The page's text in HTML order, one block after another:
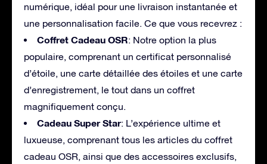
numérique, idéal pour une livraison instantanée et
une personnalisation facile. Ce que vous recevrez :
Coffret Cadeau OSR: Notre option la plus
populaire, comprenant un certificat personnalisé
d’étoile, une carte détaillée des étoiles et une carte
d’enregistrement, le tout dans un coffret
magnifiquement conçu.
Cadeau Super Star: L’expérience ultime et
luxueuse, comprenant tous les articles du coffret
cadeau OSR, ainsi que des accessoires exclusifs,